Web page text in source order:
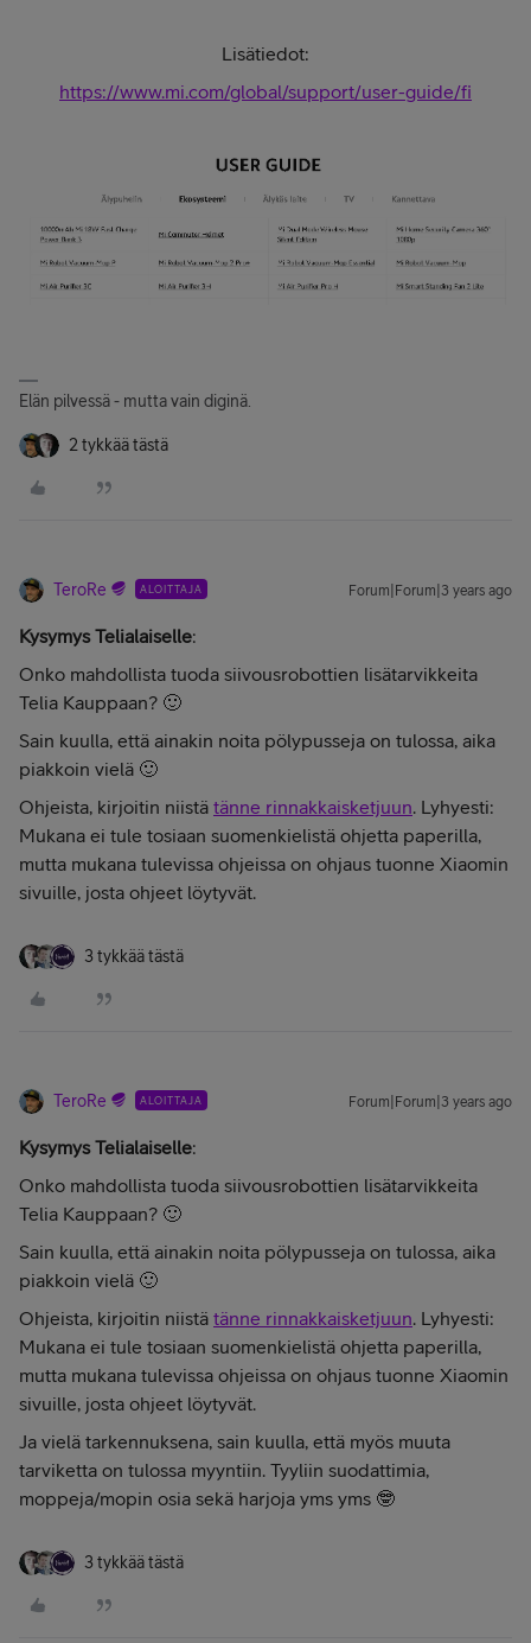
Lisätiedot:
https://www.mi.com/global/support/user-guide/fi
Elän pilvessä - mutta vain diginä.
2 tykkää tästä
TeroRe ALOITTAJA Forum|Forum|3 years ago
Kysymys Telialaiselle:
Onko mahdollista tuoda siivousrobottien lisätarvikkeita
Telia Kauppaan? 🙂
Sain kuulla, että ainakin noita pölypusseja on tulossa, aika
piakkoin vielä 🙂
Ohjeista, kirjoitin niistä tänne rinnakkaisketjuun. Lyhyesti:
Mukana ei tule tosiaan suomenkielistä ohjetta paperilla,
mutta mukana tulevissa ohjeissa on ohjaus tuonne Xiaomin
sivuille, josta ohjeet löytyvät.
3 tykkää tästä
TeroRe ALOITTAJA Forum|Forum|3 years ago
Kysymys Telialaiselle:
Onko mahdollista tuoda siivousrobottien lisätarvikkeita
Telia Kauppaan? 🙂
Sain kuulla, että ainakin noita pölypusseja on tulossa, aika
piakkoin vielä 🙂
Ohjeista, kirjoitin niistä tänne rinnakkaisketjuun. Lyhyesti:
Mukana ei tule tosiaan suomenkielistä ohjetta paperilla,
mutta mukana tulevissa ohjeissa on ohjaus tuonne Xiaomin
sivuille, josta ohjeet löytyvät.
Ja vielä tarkennuksena, sain kuulla, että myös muuta
tarviketta on tulossa myyntiin. Tyyliin suodattimia,
moppeja/mopin osia sekä harjoja yms yms 🤓
3 tykkää tästä